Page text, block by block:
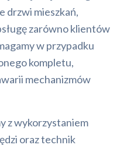
drzwi mieszkań,
zarówno klientów
w przypadku
kompletu,
mechanizmów
z wykorzystaniem
oraz technik